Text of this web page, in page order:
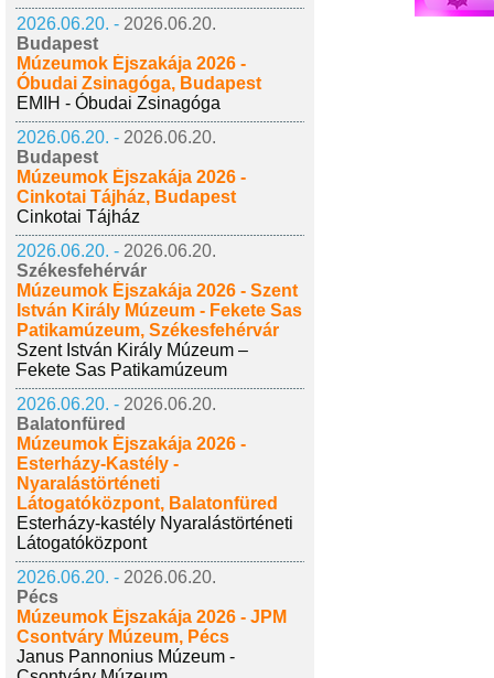
2026.06.20. - 2026.06.20.
Budapest
Múzeumok Éjszakája 2026 -
Óbudai Zsinagóga, Budapest
EMIH - Óbudai Zsinagóga
2026.06.20. - 2026.06.20.
Budapest
Múzeumok Éjszakája 2026 -
Cinkotai Tájház, Budapest
Cinkotai Tájház
2026.06.20. - 2026.06.20.
Székesfehérvár
Múzeumok Éjszakája 2026 - Szent
István Király Múzeum - Fekete Sas
Patikamúzeum, Székesfehérvár
Szent István Király Múzeum –
Fekete Sas Patikamúzeum
2026.06.20. - 2026.06.20.
Balatonfüred
Múzeumok Éjszakája 2026 -
Esterházy-Kastély -
Nyaralástörténeti
Látogatóközpont, Balatonfüred
Esterházy-kastély Nyaralástörténeti
Látogatóközpont
2026.06.20. - 2026.06.20.
Pécs
Múzeumok Éjszakája 2026 - JPM
Csontváry Múzeum, Pécs
Janus Pannonius Múzeum -